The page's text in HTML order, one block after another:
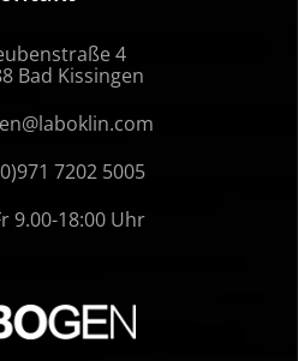
4
Bad Kissingen
7202 5005
9.00-18:00 Uhr